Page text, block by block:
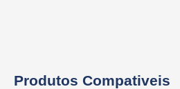
Produtos Compativeis